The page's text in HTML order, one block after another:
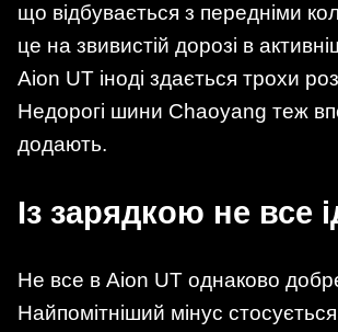
що відбувається з передніми
це на звивистій дорозі в
Aion UT іноді здається трохи
Недорогі шини Chaoyang теж
додають.
Із зарядкою не все
Не все в Aion UT однаково
Найпомітніший мінус